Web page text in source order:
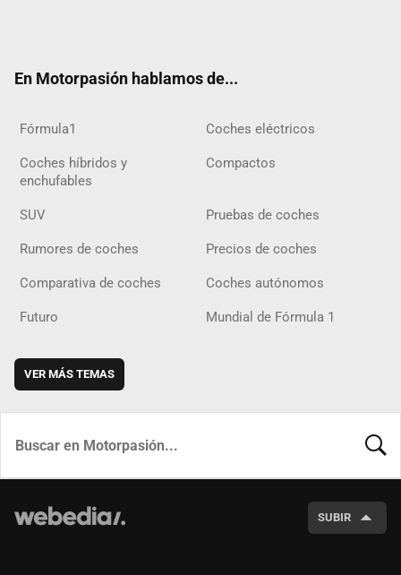
En Motorpasión hablamos de...
Fórmula1 Coches eléctricos
Coches híbridos y
enchufables
Compactos
SUV Pruebas de coches
Rumores de coches Precios de coches
Comparativa de coches Coches autónomos
Futuro Mundial de Fórmula 1
VER MÁS TEMAS
SUBIR